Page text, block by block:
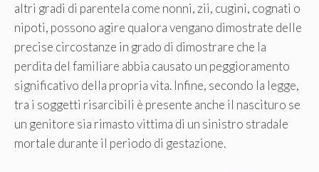
altri gradi di parentela come nonni, zii, cugini, cognati o
nipoti, possono agire qualora vengano dimostrate delle
precise circostanze in grado di dimostrare che la
perdita del familiare abbia causato un peggioramento
significativo della propria vita. Infine, secondo la legge,
tra i soggetti risarcibili è presente anche il nascituro se
un genitore sia rimasto vittima di un sinistro stradale
mortale durante il periodo di gestazione.